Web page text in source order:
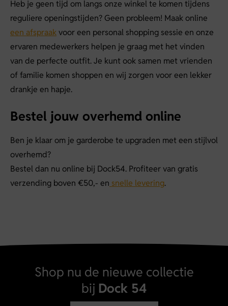
Heb je geen tijd om langs onze winkel te komen tijdens
reguliere openingstijden? Geen probleem! Maak online
een afspraakvoor een personal shopping sessie en onze
ervaren medewerkers helpen je graag met het vinden
van de perfecte outfit. Je kunt ook samen met vrienden
of familie komen shoppen en wij zorgen voor een lekker
drankje en hapje.
Bestel jouw overhemd online
Ben je klaar om je garderobe te upgraden met een stijlvol
overhemd?
Bestel dan nu online bij Dock54. Profiteer van gratis
verzending boven €50,- en snelle levering.
Shop nu de nieuwe collectie
bij Dock 54